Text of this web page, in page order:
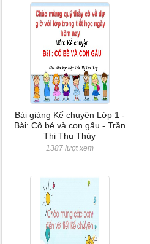
Bài giảng Kể chuyện Lớp 1 -
Bài: Cô bé và con gấu - Trần
Thị Thu Thủy
1387 lượt xem